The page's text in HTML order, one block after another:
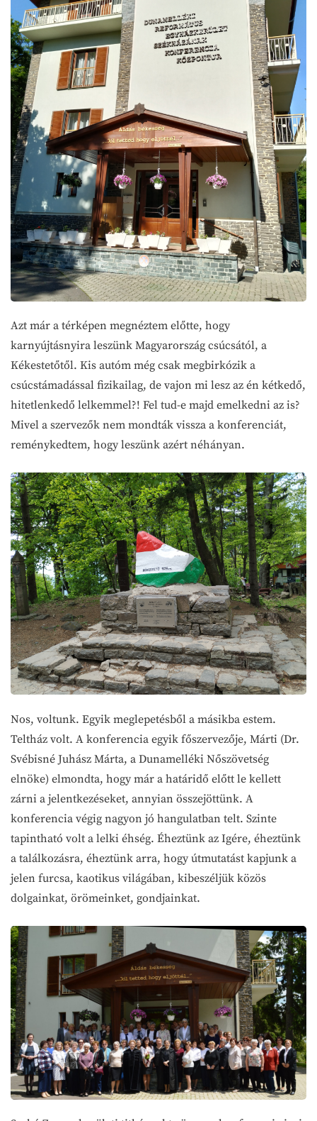
Azt már a térképen megnéztem előtte, hogy
karnyújtásnyira leszünk Magyarország csúcsától, a
Kékestetőtől. Kis autóm még csak megbirkózik a
csúcstámadással fizikailag, de vajon mi lesz az én kétkedő,
hitetlenkedő lelkemmel?! Fel tud-e majd emelkedni az is?
Mivel a szervezők nem mondták vissza a konferenciát,
reménykedtem, hogy leszünk azért néhányan.
Nos, voltunk. Egyik meglepetésből a másikba estem.
Teltház volt. A konferencia egyik főszervezője, Márti (Dr.
Svébisné Juhász Márta, a Dunamelléki Nőszövetség
elnöke) elmondta, hogy már a határidő előtt le kellett
zárni a jelentkezéseket, annyian összejöttünk. A
konferencia végig nagyon jó hangulatban telt. Szinte
tapintható volt a lelki éhség. Éheztünk az Igére, éheztünk
a találkozásra, éheztünk arra, hogy útmutatást kapjunk a
jelen furcsa, kaotikus világában, kibeszéljük közös
dolgainkat, örömeinket, gondjainkat.